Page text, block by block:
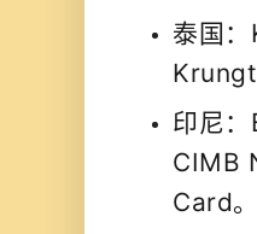
泰国
印尼
CIMB
Card。